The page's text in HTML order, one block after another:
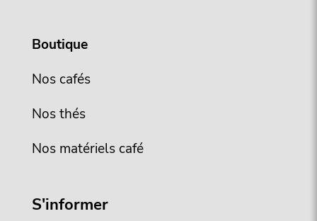
Boutique
Nos cafés
Nos thés
Nos matériels café
S'informer